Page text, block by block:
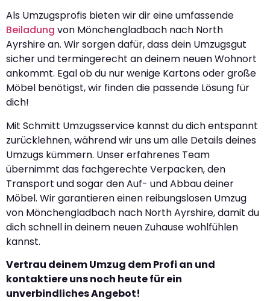
Als Umzugsprofis bieten wir dir eine umfassende
Beiladung von Mönchengladbach nach North
Ayrshire an. Wir sorgen dafür, dass dein Umzugsgut
sicher und termingerecht an deinem neuen Wohnort
ankommt. Egal ob du nur wenige Kartons oder große
Möbel benötigst, wir finden die passende Lösung für
dich!
Mit Schmitt Umzugsservice kannst du dich entspannt
zurücklehnen, während wir uns um alle Details deines
Umzugs kümmern. Unser erfahrenes Team
übernimmt das fachgerechte Verpacken, den
Transport und sogar den Auf- und Abbau deiner
Möbel. Wir garantieren einen reibungslosen Umzug
von Mönchengladbach nach North Ayrshire, damit du
dich schnell in deinem neuen Zuhause wohlfühlen
kannst.
Vertrau deinem Umzug dem Profi an und
kontaktiere uns noch heute für ein
unverbindliches Angebot!